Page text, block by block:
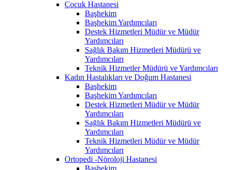
Çocuk Hastanesi
Başhekim
Başhekim Yardımcıları
Destek Hizmetleri Müdür ve Müdür
Yardımcıları
Sağlık Bakım Hizmetleri Müdürü ve
Yardımcıları
Teknik Hizmetler Müdürü ve Yardımcıları
Kadın Hastalıkları ve Doğum Hastanesi
Başhekim
Başhekim Yardımcıları
Destek Hizmetleri Müdür ve Müdür
Yardımcıları
Sağlık Bakım Hizmetleri Müdürü ve
Yardımcıları
Teknik Hizmetleri Müdür ve Müdür
Yardımcıları
Ortopedi -Nöroloji Hastanesi
Başhekim